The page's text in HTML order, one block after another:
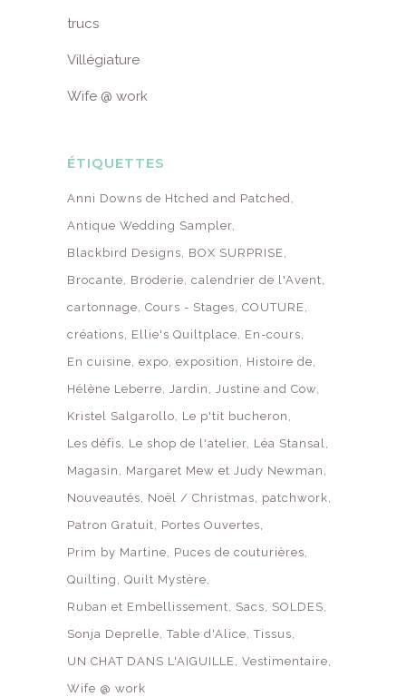
trucs
Villégiature
Wife @ work
ÉTIQUETTES
Anni Downs de Htched and Patched
Antique Wedding Sampler
Blackbird Designs
BOX SURPRISE
Brocante
Broderie calendrier de l'Avent
cartonnage Cours - Stages COUTURE
créations
Ellie's Quiltplace
En-cours
En cuisine expo exposition
Histoire de
Hélène Leberre Jardin
Justine and Cow
Kristel Salgarollo
Le p'tit bucheron
Les défis
Le shop de l'atelier Léa Stansal
Magasin
Margaret Mew et Judy Newman
Nouveautés
Noël / Christmas
patchwork
Patron Gratuit
Portes Ouvertes
Prim by Martine
Puces de couturières
Quilting
Quilt Mystère
Ruban et Embellissement
Sacs
SOLDES
Sonja Deprelle Table d'Alice Tissus
UN CHAT DANS L'AIGUILLE Vestimentaire
Wife @ work